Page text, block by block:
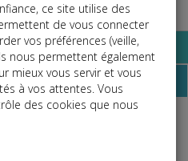
ce site utilise des
de vous connecter
vos préférences (veille,
nous permettent également
mieux vous servir et vous
à vos attentes. Vous
des cookies que nous